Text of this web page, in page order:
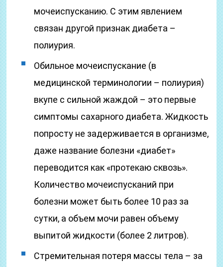
мочеиспусканию. С этим явлением
связан другой признак диабета –
полиурия.
Обильное мочеиспускание (в
медицинской терминологии – полиурия)
вкупе с сильной жаждой – это первые
симптомы сахарного диабета. Жидкость
попросту не задерживается в организме,
даже название болезни «диабет»
переводится как «протекаю сквозь».
Количество мочеиспусканий при
болезни может быть более 10 раз за
сутки, а объем мочи равен объему
выпитой жидкости (более 2 литров).
Стремительная потеря массы тела – за